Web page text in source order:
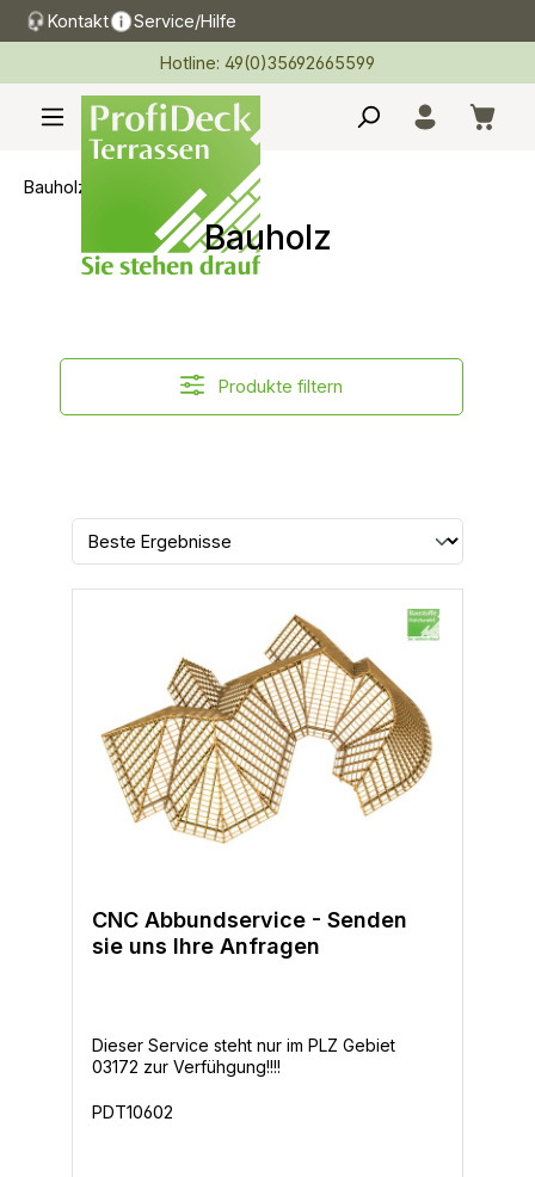
springen
Kontakt Service/Hilfe
Hotline: 49(0)35692665599
Bauholz
Bauholz
Produkte filtern
CNC Abbundservice - Senden
sie uns Ihre Anfragen
Dieser Service steht nur im PLZ Gebiet
03172 zur Verfühgung!!!!
PDT10602